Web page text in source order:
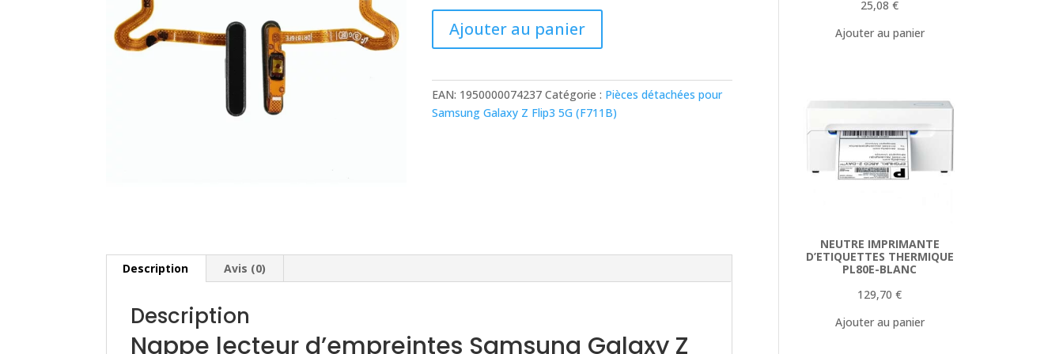
13,00 €.6,90 €.
d'empreintes
Samsung
Ajouter au panier
EAN: 1950000074237 Catégorie : Pièces détachées pour
Samsung Galaxy Z Flip3 5G (F711B)
Description Avis (0)
Description
Nappe lecteur d’empreintes Samsung Galaxy Z
25,08€
Ajouter au panier
NEUTRE IMPRIMANTE
D’ETIQUETTES THERMIQUE
PL80E-BLANC
129,70€
Ajouter au panier